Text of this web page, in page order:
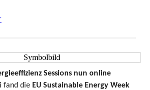
Sessions nun online
fand die EU Sustainable Energy Week